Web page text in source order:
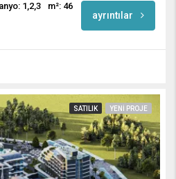
1,2,3
m²: 46
ayrıntılar
SATILIK YENI PROJE